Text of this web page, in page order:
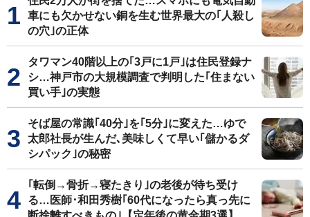
車にも欠かせない銅を生む世界最大の｢人殺し
の穴｣の正体
タワマン40階以上の｢3戸に1戸｣は住民登録ナ
シ…神戸市の大規模調査で判明した｢住まない
買い手｣の実態
そば屋の常識｢40分｣を｢5分｣に変えた…ゆで
太郎社長が生んだ､美味しくて早い｢儲かるダ
シパック｣の秘密
｢転倒→骨折→寝たきり｣の老後が待ち受け
る…医師･和田秀樹｢60代になったら真っ先に